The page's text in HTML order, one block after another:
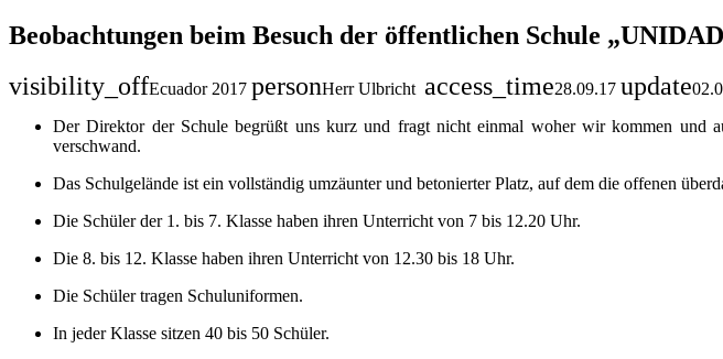
Beobachtungen beim Besuch der öffentlichen Schule
visibility_offEcuador 2017 personHerr Ulbricht access_time28.09.17 update
Der Direktor der Schule begrüßt uns kurz und fragt nicht einmal woher wir kommen und
verschwand.
Das Schulgelände ist ein vollständig umzäunter und betonierter Platz, auf dem die offenen
Die Schüler der 1. bis 7. Klasse haben ihren Unterricht von 7 bis 12.20 Uhr.
Die 8. bis 12. Klasse haben ihren Unterricht von 12.30 bis 18 Uhr.
Die Schüler tragen Schuluniformen.
In jeder Klasse sitzen 40 bis 50 Schüler.